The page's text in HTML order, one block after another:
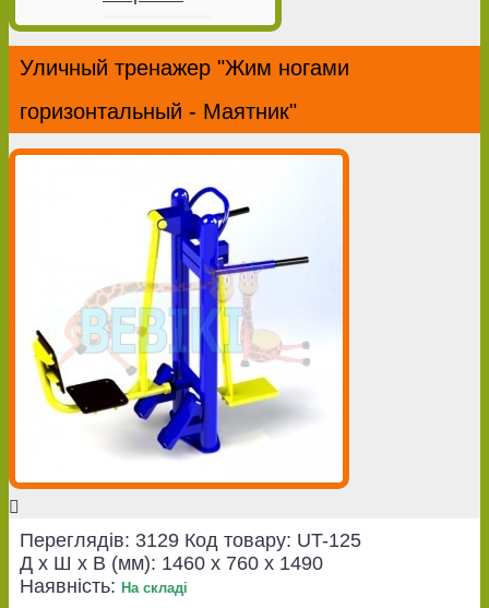
Уличный тренажер "Жим ногами
горизонтальный - Маятник"
Переглядів: 3129 Код товару: UT-125
Д x Ш x В (мм): 1460 x 760 x 1490
Наявність: На складі